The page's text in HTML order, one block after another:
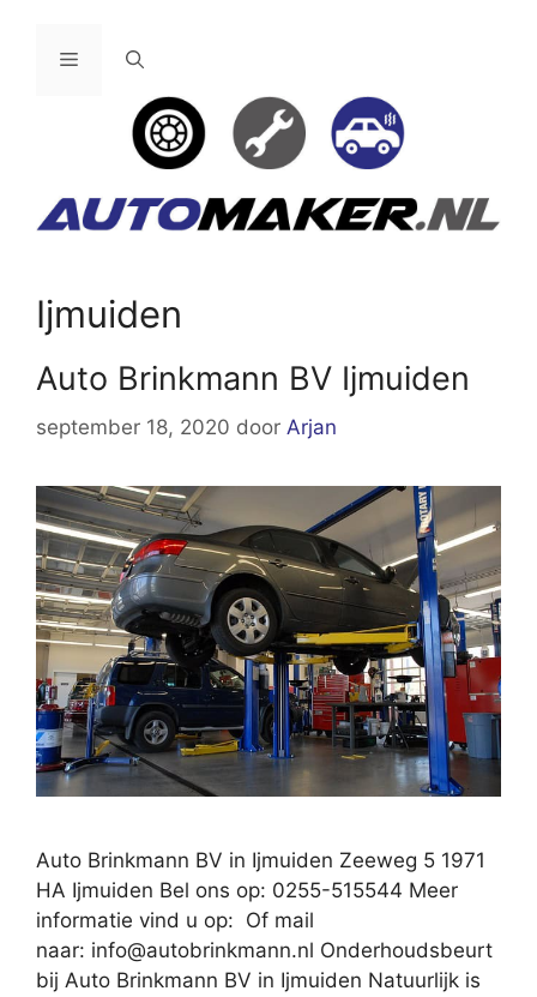
Menu
Ijmuiden
Auto Brinkmann BV Ijmuiden
september 18, 2020 door Arjan
Auto Brinkmann BV in Ijmuiden Zeeweg 5 1971
HA Ijmuiden Bel ons op: 0255-515544 Meer
informatie vind u op: Of mail
naar: info@autobrinkmann.nl Onderhoudsbeurt
bij Auto Brinkmann BV in Ijmuiden Natuurlijk is